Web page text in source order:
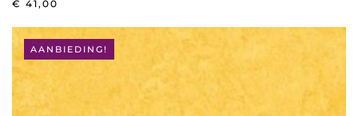
€ 41,00
AANBIEDING!